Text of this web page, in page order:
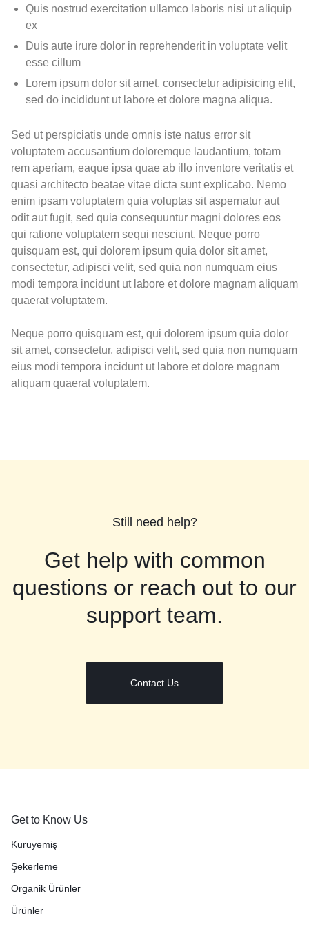
Quis nostrud exercitation ullamco laboris nisi ut aliquip
ex
Duis aute irure dolor in reprehenderit in voluptate velit
esse cillum
Lorem ipsum dolor sit amet, consectetur adipisicing elit,
sed do incididunt ut labore et dolore magna aliqua.
Sed ut perspiciatis unde omnis iste natus error sit
voluptatem accusantium doloremque laudantium, totam
rem aperiam, eaque ipsa quae ab illo inventore veritatis et
quasi architecto beatae vitae dicta sunt explicabo. Nemo
enim ipsam voluptatem quia voluptas sit aspernatur aut
odit aut fugit, sed quia consequuntur magni dolores eos
qui ratione voluptatem sequi nesciunt. Neque porro
quisquam est, qui dolorem ipsum quia dolor sit amet,
consectetur, adipisci velit, sed quia non numquam eius
modi tempora incidunt ut labore et dolore magnam aliquam
quaerat voluptatem.
Neque porro quisquam est, qui dolorem ipsum quia dolor
sit amet, consectetur, adipisci velit, sed quia non numquam
eius modi tempora incidunt ut labore et dolore magnam
aliquam quaerat voluptatem.
Still need help?
Get help with common
questions or reach out to our
support team.
Contact Us
Get to Know Us
Kuruyemiş
Şekerleme
Organik Ürünler
Ürünler